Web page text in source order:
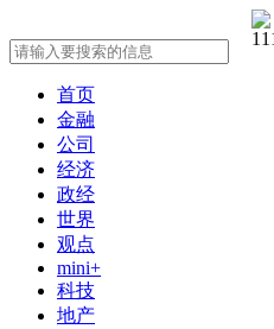
首页
金融
公司
经济
政经
世界
观点
mini+
科技
地产